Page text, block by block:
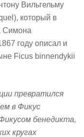
Вильгельму
который в
Симона
году описал и
Ficus binnendykii
превратился
в Фикус
бенедикта,
кругах